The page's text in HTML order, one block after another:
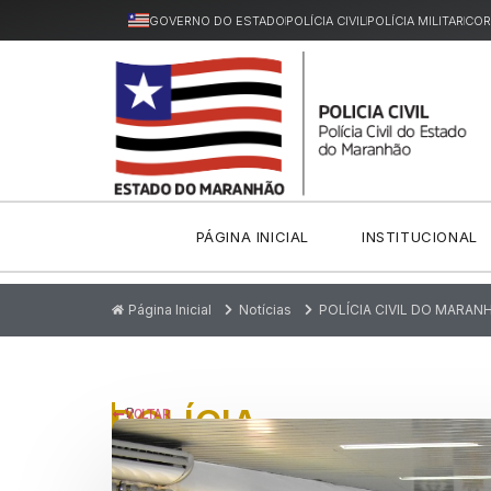
GOVERNO DO ESTADOPOLÍCIA CIVILPOLÍCIA MILITAR
PÁGINA INICIAL INSTITUCIONAL
Página Inicial Notícias POLÍCIA CIVIL DO
P
u
bl
ic
POLÍCIA
CIVIL
VOLTAR